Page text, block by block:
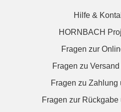
Hilfe &
HORNBACH
Fragen zur
Fragen zu
Fragen zu Zahlung
Fragen zur